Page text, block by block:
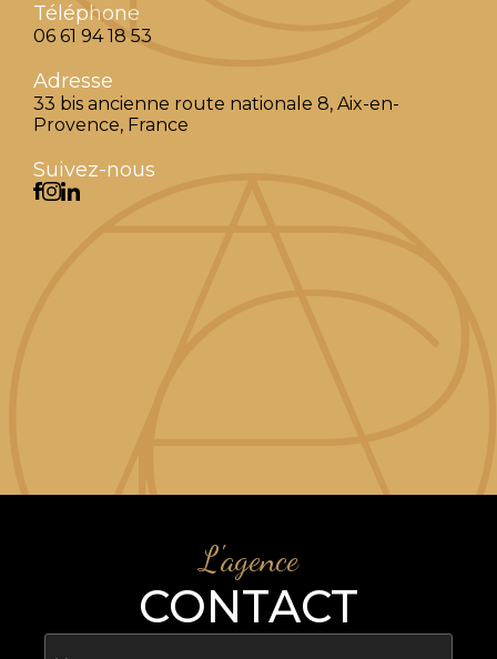
Téléphone
06 61 94 18 53
Adresse
33 bis ancienne route nationale 8, Aix-en-
Provence, France
Suivez-nous
L'agence
CONTACT
Nom